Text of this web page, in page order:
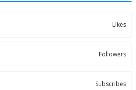
Likes
Followers
Subscribes